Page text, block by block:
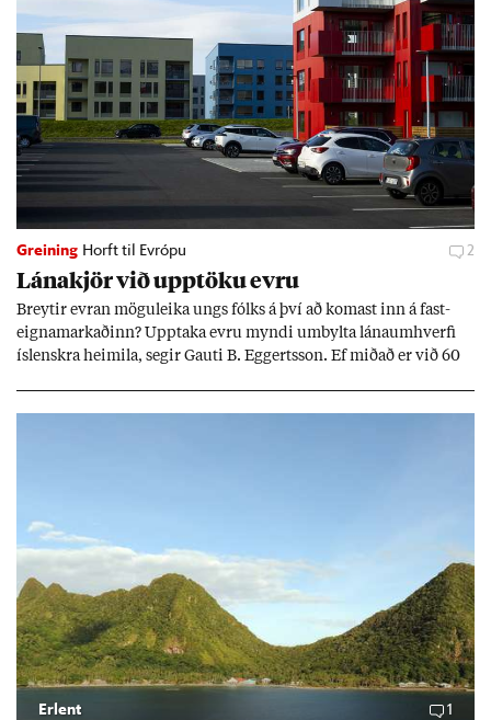
Greining Horft til Evrópu 2
Lána­kjör við upp­töku evru
Breyt­ir evr­an mögu­leika ungs fólks á því að kom­ast inn á fast­
eigna­mark­að­inn? Upp­taka evru myndi um­bylta lánaum­hverfi
ís­lenskra heim­ila, seg­ir Gauti B. Eggerts­son. Ef mið­að er við 60
Erlent 1